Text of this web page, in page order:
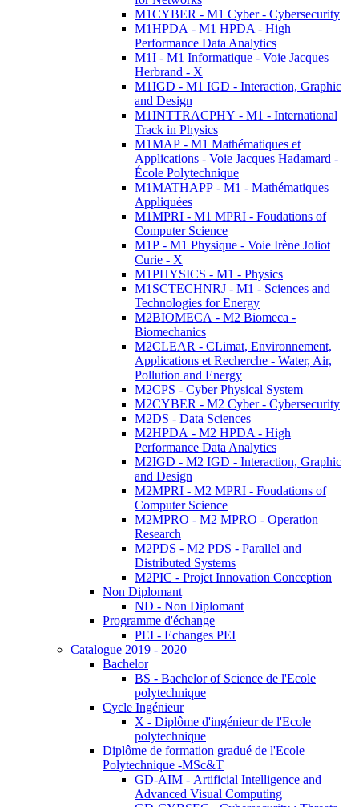
M1CYBER - M1 Cyber - Cybersecurity
M1HPDA - M1 HPDA - High
Performance Data Analytics
M1I - M1 Informatique - Voie Jacques
Herbrand - X
M1IGD - M1 IGD - Interaction, Graphic
and Design
M1INTTRACPHY - M1 - International
Track in Physics
M1MAP - M1 Mathématiques et
Applications - Voie Jacques Hadamard -
École Polytechnique
M1MATHAPP - M1 - Mathématiques
Appliquées
M1MPRI - M1 MPRI - Foudations of
Computer Science
M1P - M1 Physique - Voie Irène Joliot
Curie - X
M1PHYSICS - M1 - Physics
M1SCTECHNRJ - M1 - Sciences and
Technologies for Energy
M2BIOMECA - M2 Biomeca -
Biomechanics
M2CLEAR - CLimat, Environnement,
Applications et Recherche - Water, Air,
Pollution and Energy
M2CPS - Cyber Physical System
M2CYBER - M2 Cyber - Cybersecurity
M2DS - Data Sciences
M2HPDA - M2 HPDA - High
Performance Data Analytics
M2IGD - M2 IGD - Interaction, Graphic
and Design
M2MPRI - M2 MPRI - Foudations of
Computer Science
M2MPRO - M2 MPRO - Operation
Research
M2PDS - M2 PDS - Parallel and
Distributed Systems
M2PIC - Projet Innovation Conception
Non Diplomant
ND - Non Diplomant
Programme d'échange
PEI - Echanges PEI
Catalogue 2019 - 2020
Bachelor
BS - Bachelor of Science de l'Ecole
polytechnique
Cycle Ingénieur
X - Diplôme d'ingénieur de l'Ecole
polytechnique
Diplôme de formation gradué de l'Ecole
Polytechnique -MSc&T
GD-AIM - Artificial Intelligence and
Advanced Visual Computing